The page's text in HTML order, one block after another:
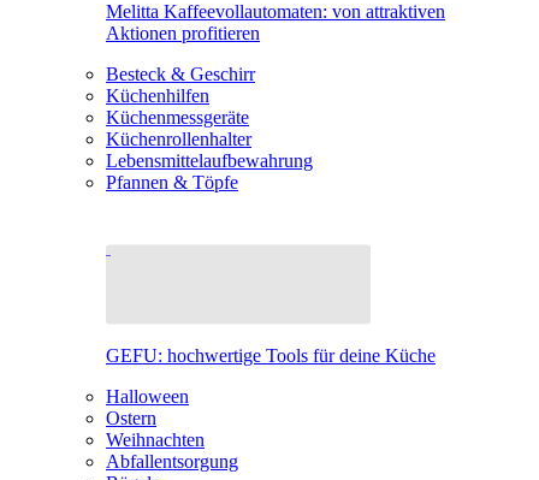
Melitta Kaffeevollautomaten: von attraktiven
Aktionen profitieren
Besteck & Geschirr
Küchenhilfen
Küchenmessgeräte
Küchenrollenhalter
Lebensmittelaufbewahrung
Pfannen & Töpfe
GEFU: hochwertige Tools für deine Küche
Halloween
Ostern
Weihnachten
Abfallentsorgung